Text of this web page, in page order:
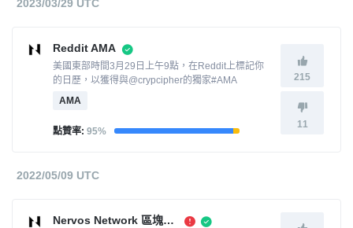
2023/03/29 UTC
Reddit AMA
美國東部時間3月29日上午9點，在Reddit上標記你
的日歷，以獲得與@crypcipher的獨家#AMA
AMA
點贊率: 95%
215
11
2022/05/09 UTC
Nervos Network 區塊鏈協議升級